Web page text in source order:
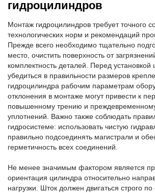
гидроцилиндров
Монтаж гидроцилиндров требует точного
технологических норм и рекомендаций
Прежде всего необходимо тщательно
место, очистить поверхность от
комплектность деталей. Перед
убедиться в правильности размеров
гидроцилиндра рабочим параметрам
отклонения в монтаже могут привести к
повышенному трению и
уплотнений. Важно также соблюдать
гидросистеме: использовать чистую
правильно подсоединять магистрали и
герметичность всех соединений.
Не менее значимым фактором является
ориентация цилиндра относительно
нагрузки. Шток должен двигаться строго по